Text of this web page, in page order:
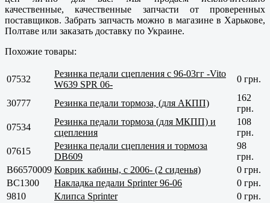
качественные,качественные запчасти от проверенных
поставщиков. Забрать запчасть можно в магазине в Харькове,
Полтаве или заказать доставку по Украине.
Похожие товары:
07532
Резинка педали сцепления с 96-03гг -Vito
W639 SPR 06-
0 грн.
30777 Резинка педали тормоза, (для АКПП)
162
грн.
07534
Резинка педали тормоза (для МКПП) и
сцепления
108
грн.
07615
Резинка педали сцепления и тормоза
DB609
98
грн.
B66570009 Коврик кабины, с 2006- (2 сиденья)
0 грн.
BC1300
Накладка педали Sprinter 96-06
0 грн.
9810
Клипса Sprinter
0 грн.